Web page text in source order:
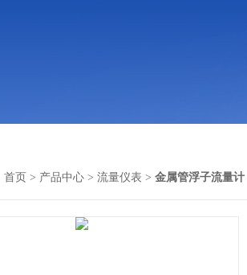
首页 > 产品中心 > 流量仪表 > 金属管浮子流量计